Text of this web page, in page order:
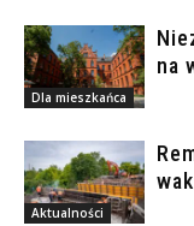
Dla mieszkańca
na
Aktualności